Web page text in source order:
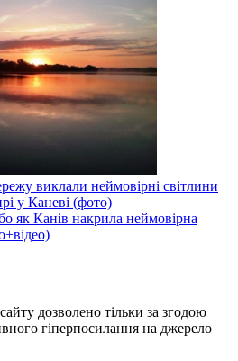
виклали неймовірні світлини
у Каневі (фото)
як Канів накрила неймовірна
дозволено тільки за згодою
гіперпосилання на джерело